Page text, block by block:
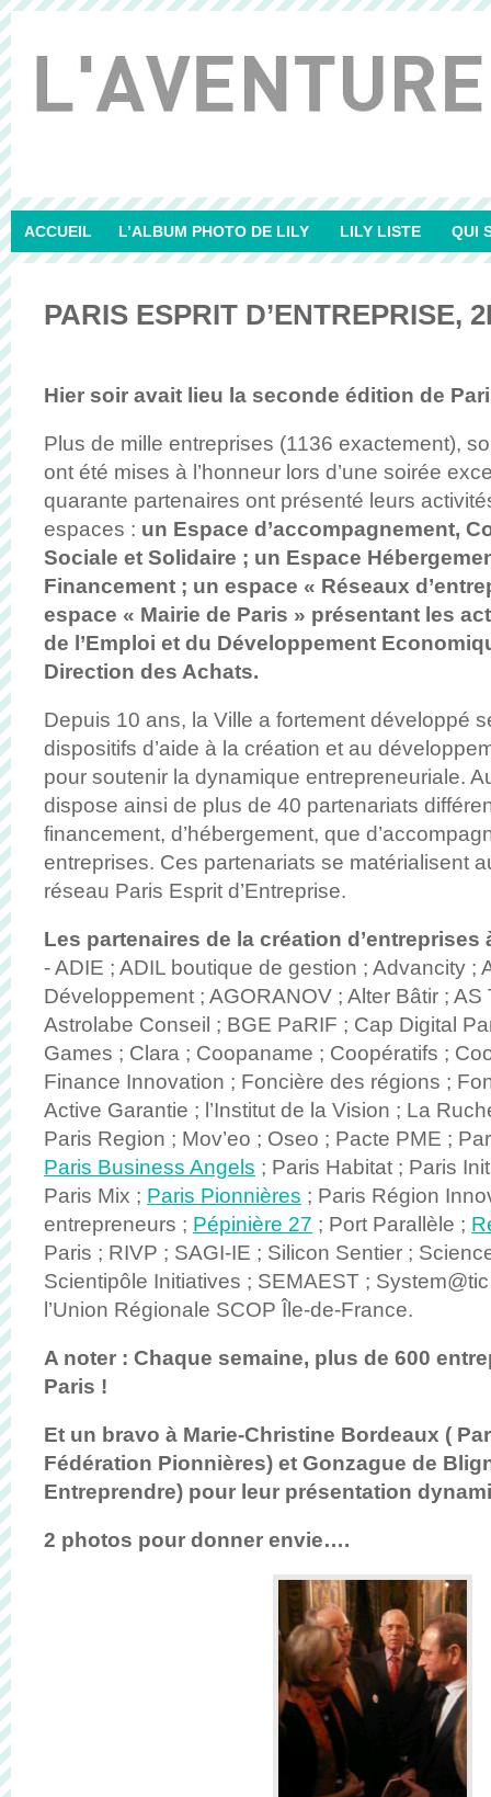
ACCUEIL L’ALBUM PHOTO DE LILY LILY LISTE QUI
PARIS ESPRIT D’ENTREPRISE,
Hier soir avait lieu la seconde édition de
Plus de mille entreprises (1136 exactement),
ont été mises à l’honneur lors d’une soirée
quarante partenaires ont présenté leurs
espaces : un Espace d’accompagnement,
Sociale et Solidaire ; un Espace
Financement ; un espace « Réseaux
espace « Mairie de Paris » présentant les
de l’Emploi et du Développement
Direction des Achats.
Depuis 10 ans, la Ville a fortement développé
dispositifs d’aide à la création et au
pour soutenir la dynamique entrepreneuriale.
dispose ainsi de plus de 40 partenariats
financement, d’hébergement, que
entreprises. Ces partenariats se matérialisent
réseau Paris Esprit d’Entreprise.
Les partenaires de la création d’entreprises
- ADIE ; ADIL boutique de gestion ; Advancity ;
Développement ; AGORANOV ; Alter Bâtir ;
Astrolabe Conseil ; BGE PaRIF ; Cap Digital
Games ; Clara ; Coopaname ; Coopératifs ;
Finance Innovation ; Foncière des régions ;
Active Garantie ; l’Institut de la Vision ; La
Paris Region ; Mov’eo ; Oseo ; Pacte PME ;
Paris Business Angels ; Paris Habitat ; Paris
Paris Mix ; Paris Pionnières ; Paris Région
entrepreneurs ; Pépinière 27 ; Port Parallèle ;
Paris ; RIVP ; SAGI-IE ; Silicon Sentier ;
Scientipôle Initiatives ; SEMAEST ;
l’Union Régionale SCOP Île-de-France.
A noter : Chaque semaine, plus de 600
Paris !
Et un bravo à Marie-Christine Bordeaux (
Fédération Pionnières) et Gonzague de
Entreprendre) pour leur présentation
2 photos pour donner envie….